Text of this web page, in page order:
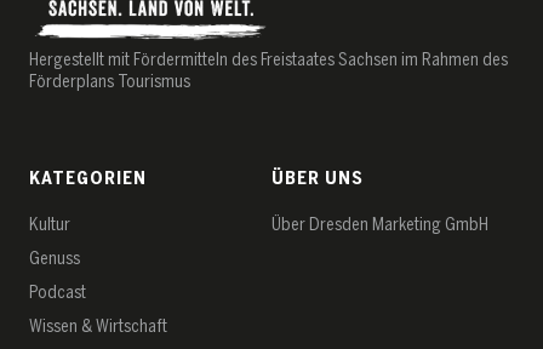
Hergestellt mit Fördermitteln des Freistaates Sachsen im Rahmen des
Förderplans Tourismus
KATEGORIEN
Kultur
Genuss
Podcast
Wissen & Wirtschaft
ÜBER UNS
Über Dresden Marketing GmbH